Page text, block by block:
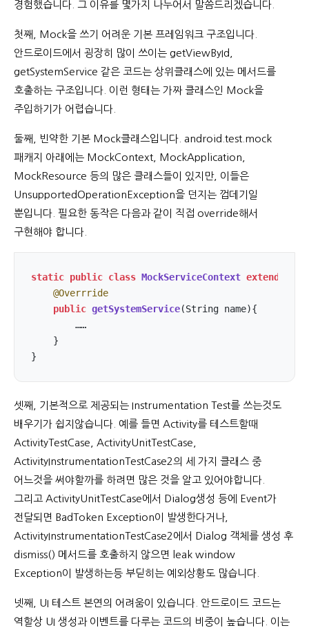
경험했습니다. 그 이유를 몇가지 나누어서 말씀드리겠습니다.
첫째, Mock을 쓰기 어려운 기본 프레임워크 구조입니다.
안드로이드에서 굉장히 많이 쓰이는 getViewById,
getSystemService 같은 코드는 상위클래스에 있는 메서드를
호출하는 구조입니다. 이런 형태는 가짜 클래스인 Mock을
주입하기가 어렵습니다.
둘째, 빈약한 기본 Mock클래스입니다. android.test.mock
패캐지 아래에는 MockContext, MockApplication,
MockResource 등의 많은 클래스들이 있지만, 이들은
UnsupportedOperationException을 던지는 껍데기일
뿐입니다. 필요한 동작은 다음과 같이 직접 override해서
구현해야 합니다.
static public class MockServiceContext extends
@Overrride
public getSystemService(String name){
        ……
    }
}
셋째, 기본적으로 제공되는 Instrumentation Test를 쓰는것도
배우기가 쉽지않습니다. 예를 들면 Activity를 테스트할때
ActivityTestCase, ActivityUnitTestCase,
ActivityInstrumentationTestCase2의 세 가지 클래스 중
어느것을 써야할까를 하려면 많은 것을 알고 있어야합니다.
그리고 ActivityUnitTestCase에서 Dialog생성 등에 Event가
전달되면 BadToken Exception이 발생한다거나,
ActivityInstrumentationTestCase2에서 Dialog 객체를 생성 후
dismiss() 메서드를 호출하지 않으면 leak window
Exception이 발생하는등 부딛히는 예외상황도 많습니다.
넷째, UI 테스트 본연의 어려움이 있습니다. 안드로이드 코드는
역할상 UI 생성과 이벤트를 다루는 코드의 비중이 높습니다. 이는